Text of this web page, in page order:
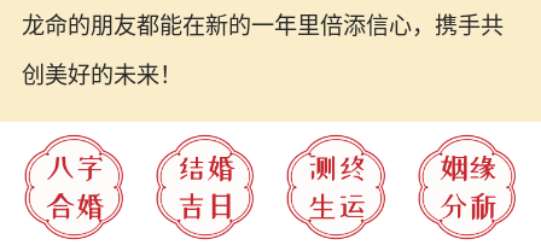
龙命的朋友都能在新的一年里倍添信心，携手共
创美好的未来！